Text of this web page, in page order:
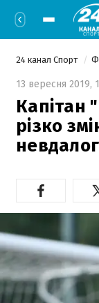
24 канал Спорт
13 вересня 2019,
Капітан
різко